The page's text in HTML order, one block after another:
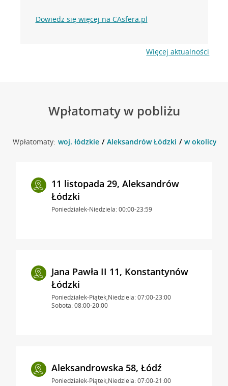
Dowiedz się więcej na CAsfera.pl
Więcej aktualności
Wpłatomaty w pobliżu
Wpłatomaty: woj. łódzkie Aleksandrów Łódzki w okolicy
11 listopada 29, Aleksandrów
Łódzki
Poniedziałek-Niedziela: 00:00-23:59
Jana Pawła II 11, Konstantynów
Łódzki
Poniedziałek-Piątek,Niedziela: 07:00-23:00
Sobota: 08:00-20:00
Aleksandrowska 58, Łódź
Poniedziałek-Piątek,Niedziela: 07:00-21:00